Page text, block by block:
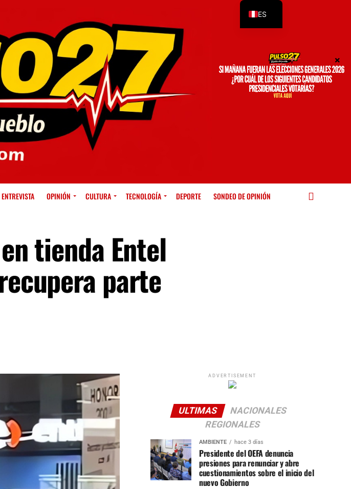
ENTREVISTA OPINIÓN CULTURA TECNOLOGÍA DEPORTE SONDEO DE OPINIÓN
tienda Entel
parte
ADVERTISEMENT
ULTIMAS
NACIONALES
REGIONALES
AMBIENTE hace 3 días
Presidente del OEFA denuncia
presiones para renunciar y abre
cuestionamientos sobre el inicio del
nuevo Gobierno
ES
EN